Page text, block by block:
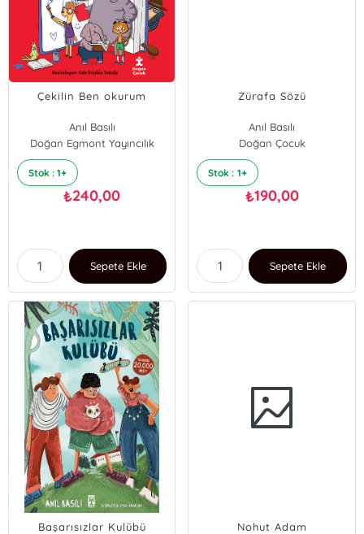
Çekilin Ben okurum
Anıl Basılı
Doğan Egmont Yayıncılık
Stok : 1+
₺240,00
Sepete Ekle
Zürafa Sözü
Anıl Basılı
Doğan Çocuk
Stok : 1+
₺190,00
Sepete Ekle
Başarısızlar Kulübü Nohut Adam